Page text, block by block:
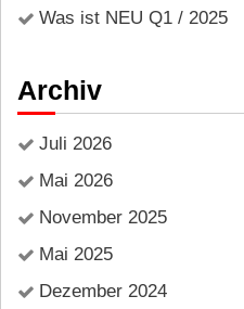
Was ist NEU Q1 / 2025
Archiv
Juli 2026
Mai 2026
November 2025
Mai 2025
Dezember 2024